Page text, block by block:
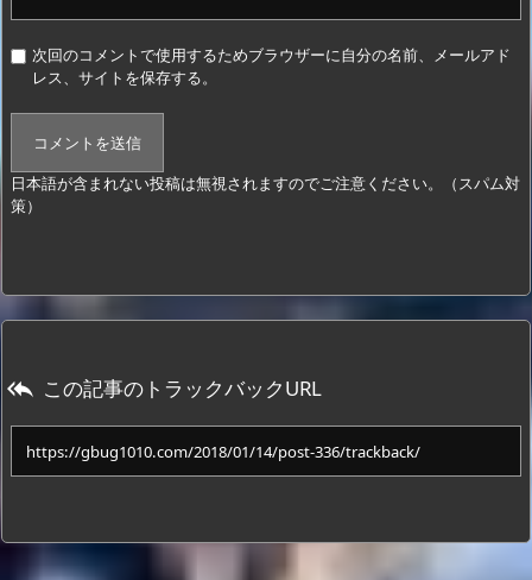
次回のコメントで使用するためブラウザーに自分の名前、メールアド
レス、サイトを保存する。
日本語が含まれない投稿は無視されますのでご注意ください。（スパム対
策）
 この記事のトラックバックURL